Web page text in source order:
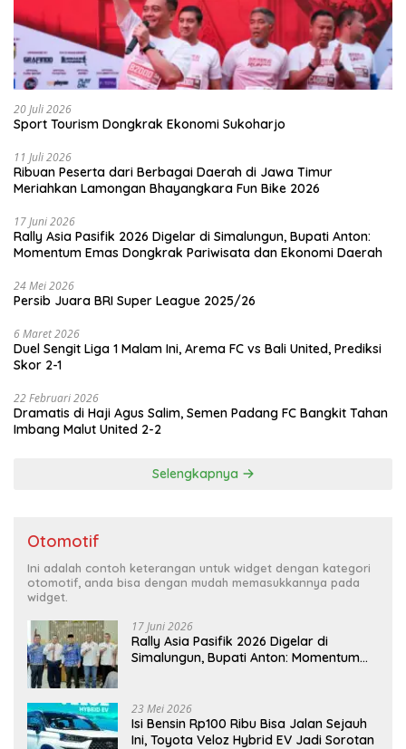
20 Juli 2026
Sport Tourism Dongkrak Ekonomi Sukoharjo
11 Juli 2026
Ribuan Peserta dari Berbagai Daerah di Jawa Timur
Meriahkan Lamongan Bhayangkara Fun Bike 2026
17 Juni 2026
Rally Asia Pasifik 2026 Digelar di Simalungun, Bupati Anton:
Momentum Emas Dongkrak Pariwisata dan Ekonomi Daerah
24 Mei 2026
Persib Juara BRI Super League 2025/26
6 Maret 2026
Duel Sengit Liga 1 Malam Ini, Arema FC vs Bali United, Prediksi
Skor 2-1
22 Februari 2026
Dramatis di Haji Agus Salim, Semen Padang FC Bangkit Tahan
Imbang Malut United 2-2
Selengkapnya
Otomotif
Ini adalah contoh keterangan untuk widget dengan kategori
otomotif, anda bisa dengan mudah memasukkannya pada
widget.
17 Juni 2026
Rally Asia Pasifik 2026 Digelar di
Simalungun, Bupati Anton: Momentum
23 Mei 2026
Isi Bensin Rp100 Ribu Bisa Jalan Sejauh
Ini, Toyota Veloz Hybrid EV Jadi Sorotan